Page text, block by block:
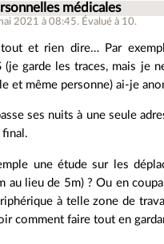
médicales
2021 à 08:45. Évalué à 10.
et rien dire… Par
(je garde les traces, mais je
et même personne) ai-je
ses nuits à une seule
une étude sur les
au lieu de 5m) ? Ou en
à telle zone de
comment faire tout en